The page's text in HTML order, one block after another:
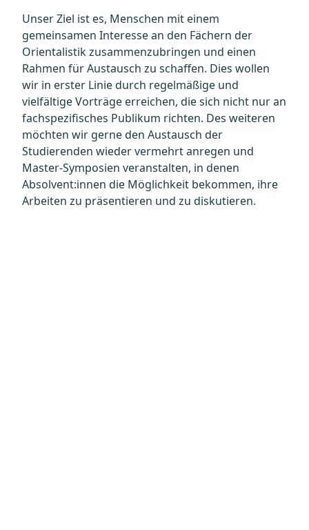
Unser Ziel ist es, Menschen mit einem
gemeinsamen Interesse an den Fächern der
Orientalistik zusammenzubringen und einen
Rahmen für Austausch zu schaffen. Dies wollen
wir in erster Linie durch regelmäßige und
vielfältige Vorträge erreichen, die sich nicht nur an
fachspezifisches Publikum richten. Des weiteren
möchten wir gerne den Austausch der
Studierenden wieder vermehrt anregen und
Master-Symposien veranstalten, in denen
Absolvent:innen die Möglichkeit bekommen, ihre
Arbeiten zu präsentieren und zu diskutieren.